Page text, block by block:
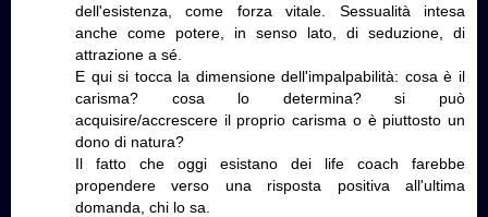
dell'esistenza, come forza vitale. Sessualità intesa
anche come potere, in senso lato, di seduzione, di
attrazione a sé.
E qui si tocca la dimensione dell'impalpabilità: cosa è il
carisma? cosa lo determina? si può
acquisire/accrescere il proprio carisma o è piuttosto un
dono di natura?
Il fatto che oggi esistano dei life coach farebbe
propendere verso una risposta positiva all'ultima
domanda, chi lo sa.